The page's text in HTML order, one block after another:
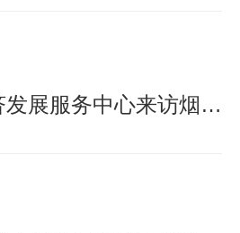
服务中心来访烟台金服